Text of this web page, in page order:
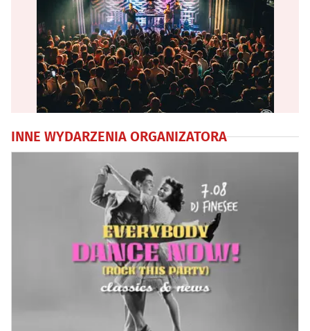
INNE WYDARZENIA ORGANIZATORA